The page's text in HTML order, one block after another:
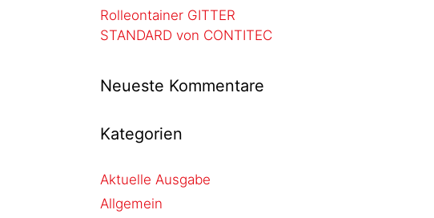
Rolleontainer GITTER
STANDARD von CONTITEC
Neueste Kommentare
Kategorien
Aktuelle Ausgabe
Allgemein